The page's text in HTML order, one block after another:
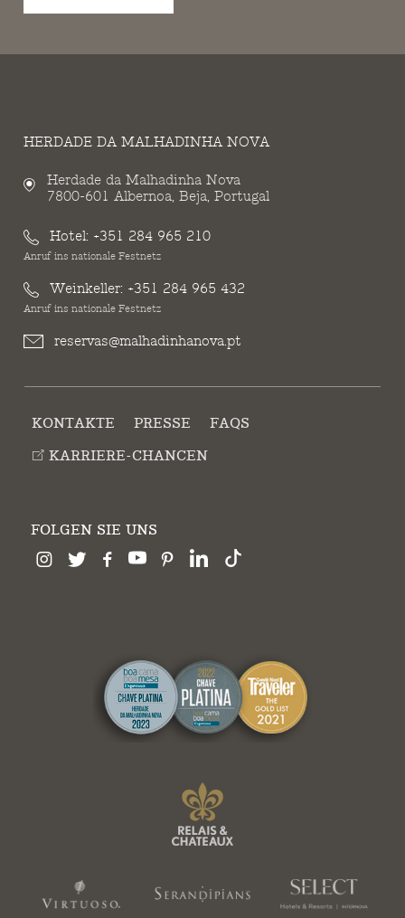
HERDADE DA MALHADINHA NOVA
Herdade da Malhadinha Nova
7800-601 Albernoa, Beja, Portugal
Hotel: +351 284 965 210
Anruf ins nationale Festnetz
Weinkeller: +351 284 965 432
Anruf ins nationale Festnetz
reservas@malhadinhanova.pt
KONTAKTE PRESSE
FAQS
KARRIERE-CHANCEN
FOLGEN SIE UNS